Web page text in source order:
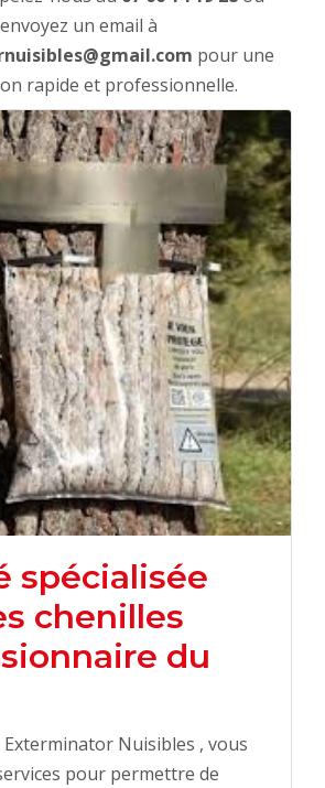
envoyez un email à
pour une
rapide et professionnelle.
spécialisée
chenilles
du
Nuisibles , vous
pour permettre de